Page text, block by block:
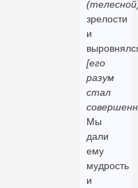
зрелости
и
[его
разум
стал
Мы
дали
ему
мудрость
и